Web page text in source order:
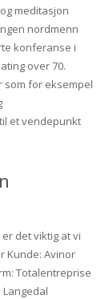
meditasjon
nordmenn
konferanse i
over 70.
som for eksempel
et vendepunkt
det viktig at vi
Kunde: Avinor
Totalentreprise